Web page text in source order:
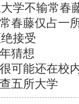
学不输常春
春藤仅占一
接受
猜想
可能还在校
五所大学